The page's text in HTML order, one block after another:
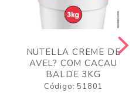
NUTELLA CREME DE
AVEL? COM CACAU
BALDE 3KG
Código: 51801